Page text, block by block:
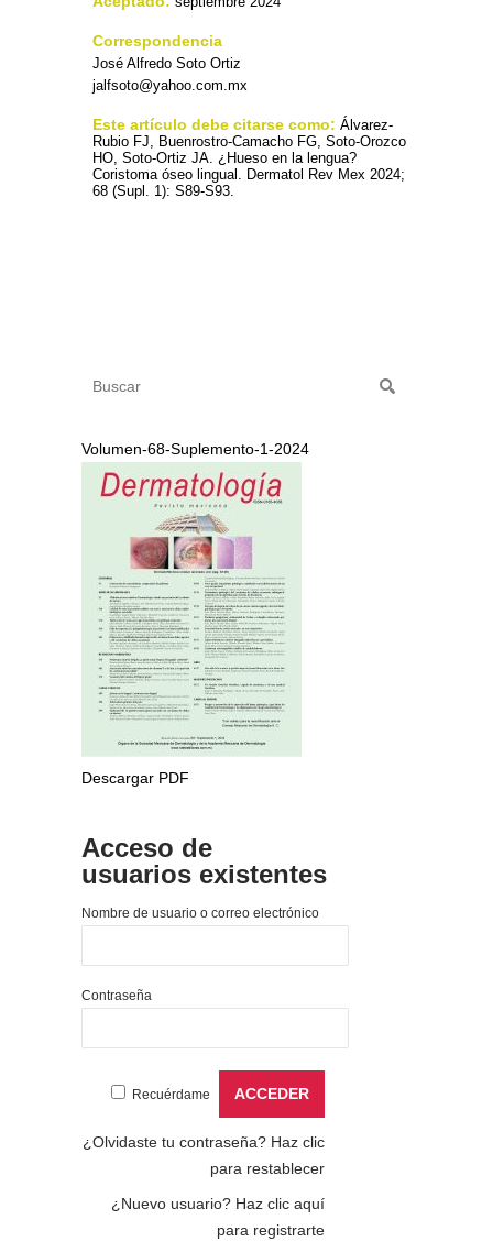
Correspondencia
José Alfredo Soto Ortiz
jalfsoto@yahoo.com.mx
Este artículo debe citarse como: Álvarez-
Rubio FJ, Buenrostro-Camacho FG, Soto-Orozco
HO, Soto-Ortiz JA. ¿Hueso en la lengua?
Coristoma óseo lingual. Dermatol Rev Mex 2024;
68 (Supl. 1): S89-S93.
Volumen-68-Suplemento-1-2024
Descargar PDF
Acceso de
usuarios existentes
Nombre de usuario o correo electrónico
Contraseña
Recuérdame
¿Olvidaste tu contraseña? Haz clic
para restablecer
¿Nuevo usuario? Haz clic aquí
para registrarte